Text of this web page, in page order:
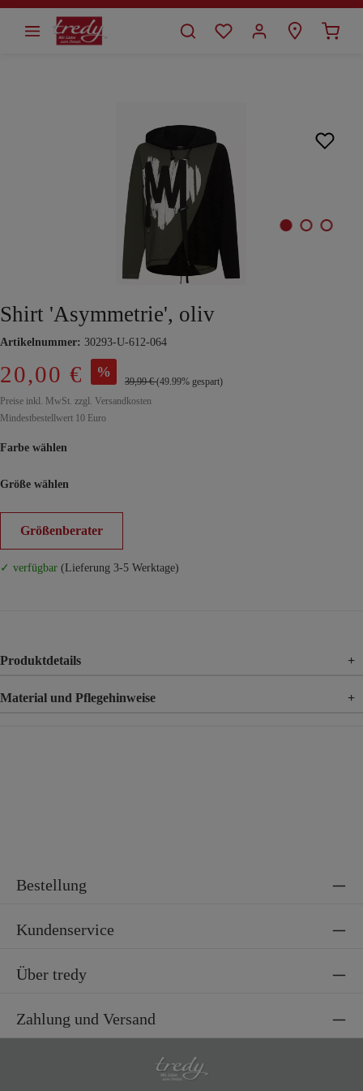
springen
Shirt 'Asymmetrie', oliv
Artikelnummer: 30293-U-612-064
20,00 € %
39,99 €(49.99% gespart)
Preise inkl. MwSt. zzgl. Versandkosten
Mindestbestellwert 10 Euro
Farbe wählen
Größe wählen
Größenberater
✓ verfügbar (Lieferung 3-5 Werktage)
Produktdetails +
Material und Pflegehinweise +
Bestellung
Kundenservice
Über tredy
Zahlung und Versand